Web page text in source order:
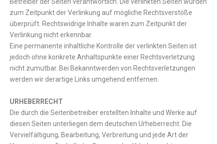
zum Zeitpunkt der Verlinkung auf mögliche Rechtsverstöße
überprüft. Rechtswidrige Inhalte waren zum Zeitpunkt der
Verlinkung nicht erkennbar.
Eine permanente inhaltliche Kontrolle der verlinkten Seiten ist
jedoch ohne konkrete Anhaltspunkte einer Rechtsverletzung
nicht zumutbar. Bei Bekanntwerden von Rechtsverletzungen
werden wir derartige Links umgehend entfernen.
URHEBERRECHT
Die durch die Seitenbetreiber erstellten Inhalte und Werke auf
diesen Seiten unterliegen dem deutschen Urheberrecht. Die
Vervielfältigung, Bearbeitung, Verbreitung und jede Art der